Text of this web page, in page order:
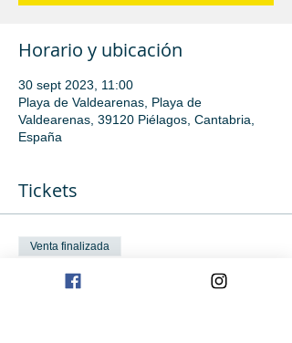
Horario y ubicación
30 sept 2023, 11:00
Playa de Valdearenas, Playa de
Valdearenas, 39120 Piélagos, Cantabria,
España
Tickets
Venta finalizada
Tipo de entrada